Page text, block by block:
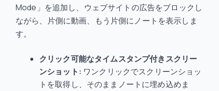
Mode」を追加し、ウェブサイトの広告をブロックし
ながら、片側に動画、もう片側にノートを表示しま
す。
クリック可能なタイムスタンプ付きスクリー
ンショット: ワンクリックでスクリーンショッ
トを取得し、そのままノートに埋め込めま